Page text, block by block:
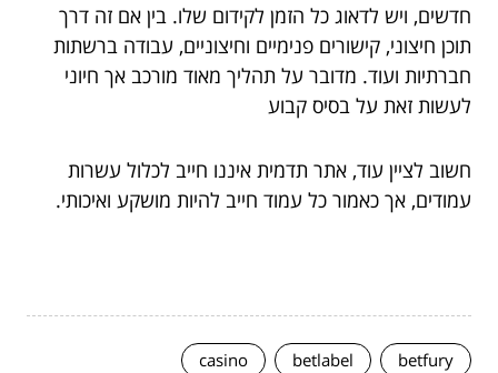
חדשים, ויש לדאוג כל הזמן לקידום שלו. בין אם זה דרך
תוכן חיצוני, קישורים פנימיים וחיצוניים, עבודה ברשתות
חברתיות ועוד. מדובר על תהליך מאוד מורכב אך חיוני
לעשות זאת על בסיס קבוע
חשוב לציין עוד, אתר תדמית איננו חייב לכלול עשרות
עמודים, אך כאמור כל עמוד חייב להיות מושקע ואיכותי.
betfury
betlabel
casino